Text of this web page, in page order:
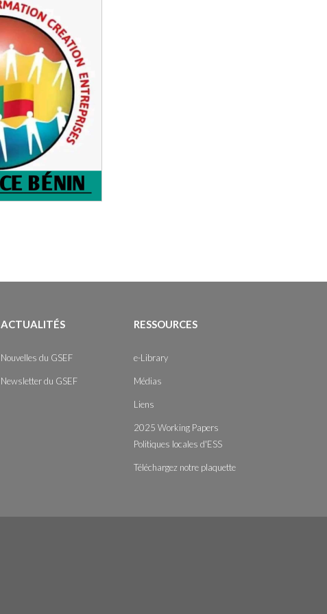
ACTUALITÉS
Nouvelles du GSEF
Newsletter du GSEF
RESSOURCES
e-Library
Médias
Liens
2025 Working Papers
Politiques locales d'ESS
Téléchargez notre plaquette